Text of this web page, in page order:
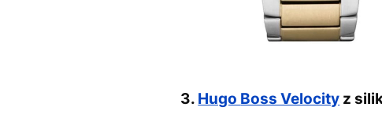
3. Hugo Boss Velocity z